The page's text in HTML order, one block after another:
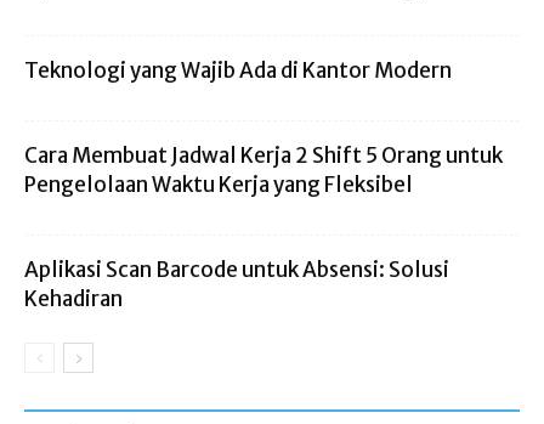
Teknologi yang Wajib Ada di Kantor Modern
Cara Membuat Jadwal Kerja 2 Shift 5 Orang untuk
Pengelolaan Waktu Kerja yang Fleksibel
Aplikasi Scan Barcode untuk Absensi: Solusi
Kehadiran